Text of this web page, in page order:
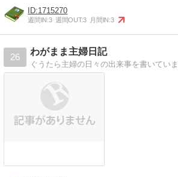
1715270
週間IN:3 週間OUT:3 月間IN:3
26
わがまま主婦日記
ぐうたら主婦の日々の出来事を書いていま